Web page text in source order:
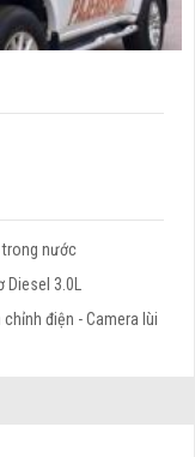
trong nước
3.0L
điện - Camera lùi